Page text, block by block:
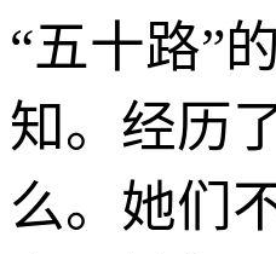
“五十路”
知。经历
么。她们